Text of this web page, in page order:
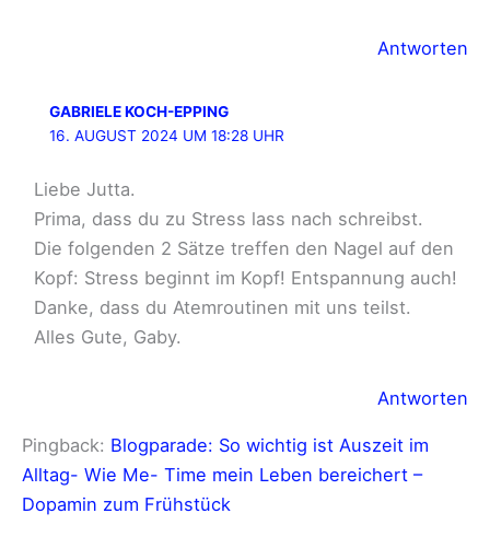
Antworten
GABRIELE KOCH-EPPING
16. AUGUST 2024 UM 18:28 UHR
Liebe Jutta.
Prima, dass du zu Stress lass nach schreibst.
Die folgenden 2 Sätze treffen den Nagel auf den
Kopf: Stress beginnt im Kopf! Entspannung auch!
Danke, dass du Atemroutinen mit uns teilst.
Alles Gute, Gaby.
Antworten
Pingback: Blogparade: So wichtig ist Auszeit im
Alltag- Wie Me- Time mein Leben bereichert –
Dopamin zum Frühstück